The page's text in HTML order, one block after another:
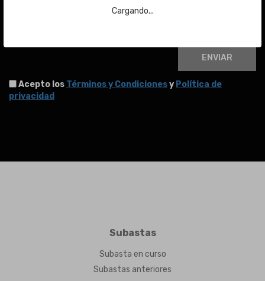
Cargando...
ENVIAR
Acepto los Términos y Condicionesy Política de
privacidad
Subastas
Subasta en curso
Subastas anteriores